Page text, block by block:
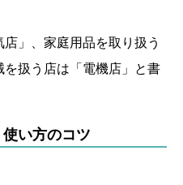
」、家庭用品を取り扱う
扱う店は「電機店」と書
い方のコツ